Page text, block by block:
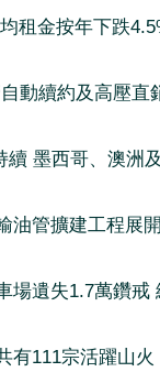
租金按年下跌
動續約及高壓直
續 墨西哥、澳洲
油管擴建工程展
場遺失1.7萬鑽戒
有111宗活躍山火